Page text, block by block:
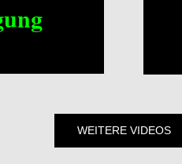
WEITERE VIDEOS